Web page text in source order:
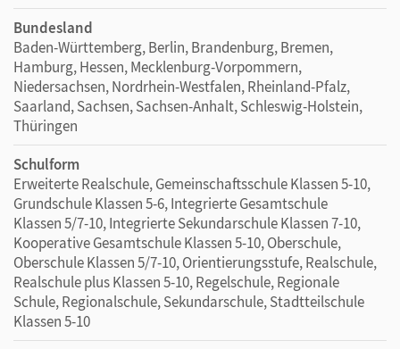
Bundesland
Baden-Württemberg, Berlin, Brandenburg, Bremen,
Hamburg, Hessen, Mecklenburg-Vorpommern,
Niedersachsen, Nordrhein-Westfalen, Rheinland-Pfalz,
Saarland, Sachsen, Sachsen-Anhalt, Schleswig-Holstein,
Thüringen
Schulform
Erweiterte Realschule, Gemeinschaftsschule Klassen 5-10,
Grundschule Klassen 5-6, Integrierte Gesamtschule
Klassen 5/7-10, Integrierte Sekundarschule Klassen 7-10,
Kooperative Gesamtschule Klassen 5-10, Oberschule,
Oberschule Klassen 5/7-10, Orientierungsstufe, Realschule,
Realschule plus Klassen 5-10, Regelschule, Regionale
Schule, Regionalschule, Sekundarschule, Stadtteilschule
Klassen 5-10